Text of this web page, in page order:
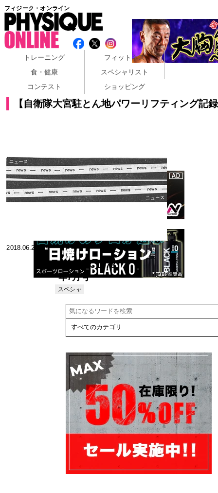
フィジーク・オンライン
トレーニング
フィットネス
食・健康
スペシャリスト
コンテスト
ショッピング
【自衛隊大宮駐とん地パワーリフティング記
2018.06.26
ニュース 1978
年7月号
スペシャ